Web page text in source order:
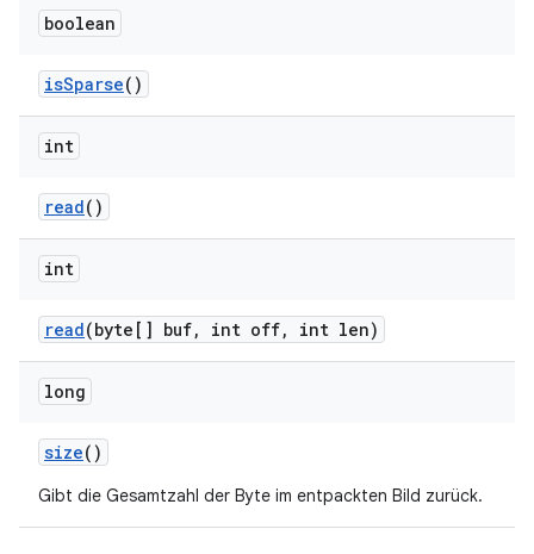
boolean
isSparse()
int
read()
int
read(byte[] buf, int off, int len)
long
size()
Gibt die Gesamtzahl der Byte im entpackten Bild zurück.